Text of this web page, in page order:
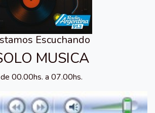
Escuchando
MUSICA
de 00.00hs. a 07.00hs.